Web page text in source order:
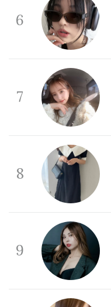
6
7
8
9